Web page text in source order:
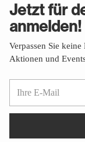
Jetzt für
anmelden!
Verpassen Sie
Aktionen und